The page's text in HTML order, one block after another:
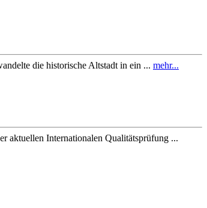
die historische Altstadt in ein ... mehr...
aktuellen Internationalen Qualitätsprüfung ...